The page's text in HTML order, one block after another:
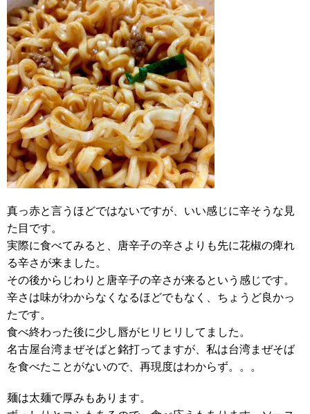
真っ赤と言うほどではないですが、いい感じに辛そうな見
た目です。
実際に食べてみると、唐辛子の辛さよりも先に花椒の痺れ
る辛さが来ました。
その後からじわりと唐辛子の辛さが来るという感じです。
辛さは味がわからなくなるほどでもなく、ちょうど良かっ
たです。
食べ終わった後に少し唇がヒリヒリしてました。
名古屋台湾まぜそばと銘打ってますが、私は台湾まぜそば
を食べたことがないので、再現度はわからず。。。
麺は太麺で厚みもあります。